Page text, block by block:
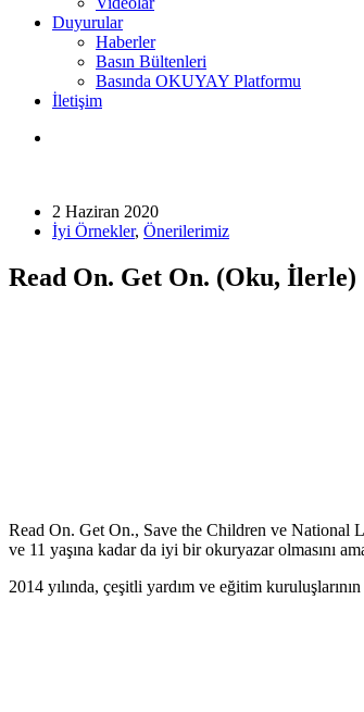
Duyurular
Haberler
Basın Bültenleri
Basında OKUYAY Platformu
İletişim
2 Haziran 2020
İyi Örnekler, Önerilerimiz
Read On. Get On. (Oku, İlerle)
Read On. Get On., Save the Children ve National
ve 11 yaşına kadar da iyi bir okuryazar olmasını
2014 yılında, çeşitli yardım ve eğitim